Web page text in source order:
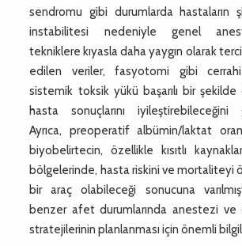
sendromu gibi durumlarda hastaların
instabilitesi nedeniyle genel
tekniklere kıyasla daha yaygın olarak
edilen veriler, fasyotomi gibi cerrahi
sistemik toksik yükü başarılı bir şekilde
hasta sonuçlarını iyileştirebileceğini
Ayrıca, preoperatif albümin/laktat
biyobelirtecin, özellikle kısıtlı
bölgelerinde, hasta riskini ve mortaliteyi
bir araç olabileceği sonucuna
benzer afet durumlarında anestezi ve
stratejilerinin planlanması için önemli